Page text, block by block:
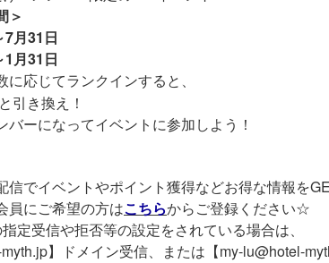
＞
月31日
月31日
に応じてランクインすると、
と引き換え！
バーになってイベントに参加しよう！
信でイベントやポイント獲得などお得な情報を
員にご希望の方はこちらからご登録ください☆
定受信や拒否等の設定をされている場合は、
myth.jp】ドメイン受信、または【my-lu@hotel-